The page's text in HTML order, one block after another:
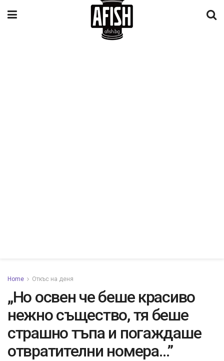
Home Откъс на деня
„Но освен че беше красиво
нежно същество, тя беше
страшно тъпа и погаждаше
отвратителни номера…”